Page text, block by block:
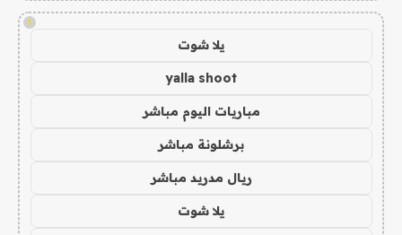
!
يلا شوت
yalla shoot
مباريات اليوم مباشر
برشلونة مباشر
ريال مدريد مباشر
يلا شوت